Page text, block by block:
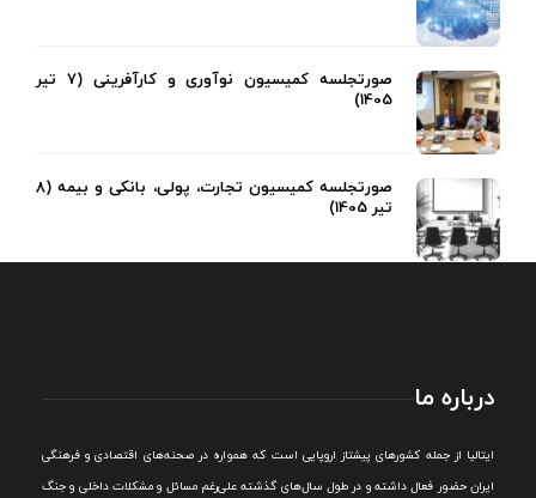
صورتجلسه کمیسیون نوآوری و کارآفرینی (7 تیر
1405)
صورتجلسه کمیسیون تجارت، پولی، بانکی و بیمه (8
تیر 1405)
درباره ما
ايتاليا از جمله کشورهای پيشتاز اروپایی است که همواره در صحنه‌های اقتصادی و فرهنگی
ايران حضور فعال داشته و در طول سال‌های گذشته علی‌رغم مسائل و مشکلات داخلی و جنگ